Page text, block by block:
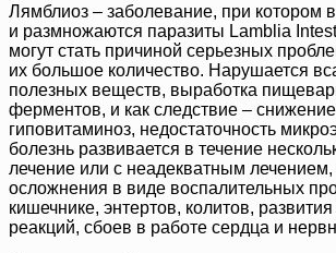
Лямблиоз – заболевание, при котором
и размножаются паразиты Lamblia
могут стать причиной серьезных
их большое количество. Нарушается
полезных веществ, выработка
ферментов, и как следствие –
гиповитаминоз, недостаточность
болезнь развивается в течение
лечение или с неадекватным
осложнения в виде воспалительных
кишечнике, энтертов, колитов,
реакций, сбоев в работе сердца и